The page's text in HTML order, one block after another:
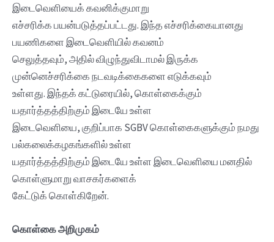
இடைவெளியைக் கவனிக்குமாறு
எச்சரிக்க பயன்படுத்தப்பட்டது. இந்த எச்சரிக்கையானது
பயணிகளை இடைவெளியில் கவனம்
செலுத்தவும், அதில் விழுந்துவிடாமல் இருக்க
முன்னெச்சரிக்கை நடவடிக்கைகளை எடுக்கவும்
உள்ளது. இந்தக் கட்டுரையில், கொள்கைக்கும்
யதார்த்தத்திற்கும் இடையே உள்ள
இடைவெளியை, குறிப்பாக SGBV கொள்கைகளுக்கும் நமது
பல்கலைக்கழகங்களில் உள்ள
யதார்த்தத்திற்கும் இடையே உள்ள இடைவெளியை மனதில்
கொள்ளுமாறு வாசகர்களைக்
கேட்டுக் கொள்கிறேன்.
கொள்கை அறிமுகம்